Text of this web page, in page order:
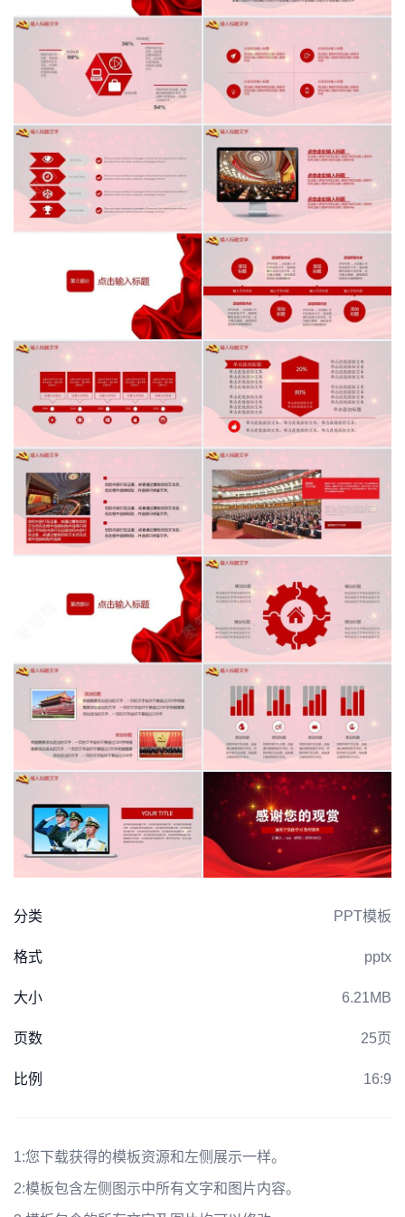
分类 PPT模板
格式 pptx
大小 6.21MB
页数 25页
比例 16:9
1:您下载获得的模板资源和左侧展示一样。
2:模板包含左侧图示中所有文字和图片内容。